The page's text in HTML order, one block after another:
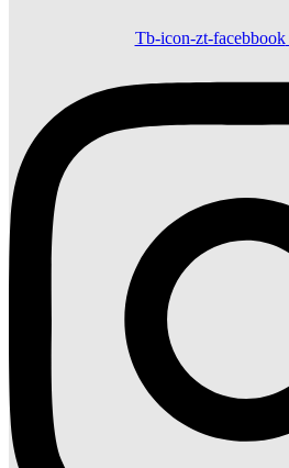
Tb-icon-zt-facebbook